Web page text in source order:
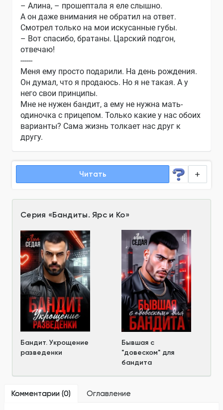
– Алина, – прошептала я еле слышно.
А он даже внимания не обратил на ответ.
Смотрел только на мои искусанные губы.
– Вот спасибо, братаны. Царский подгон,
отвечаю!
------
Меня ему просто подарили. На день рождения.
Он думал, что я продаюсь. Но я не такая. А у
него свои принципы.
Мне не нужен бандит, а ему не нужна мать-
одиночка с прицепом. Только какие у нас обоих
варианты? Сама жизнь толкает нас друг к
другу.
Читать
Серия «Бандиты. Ярс и Ко»
Бандит. Укрощение
разведенки
Бывшая с
"довеском" для
бандита
Комментарии (0) Оглавление